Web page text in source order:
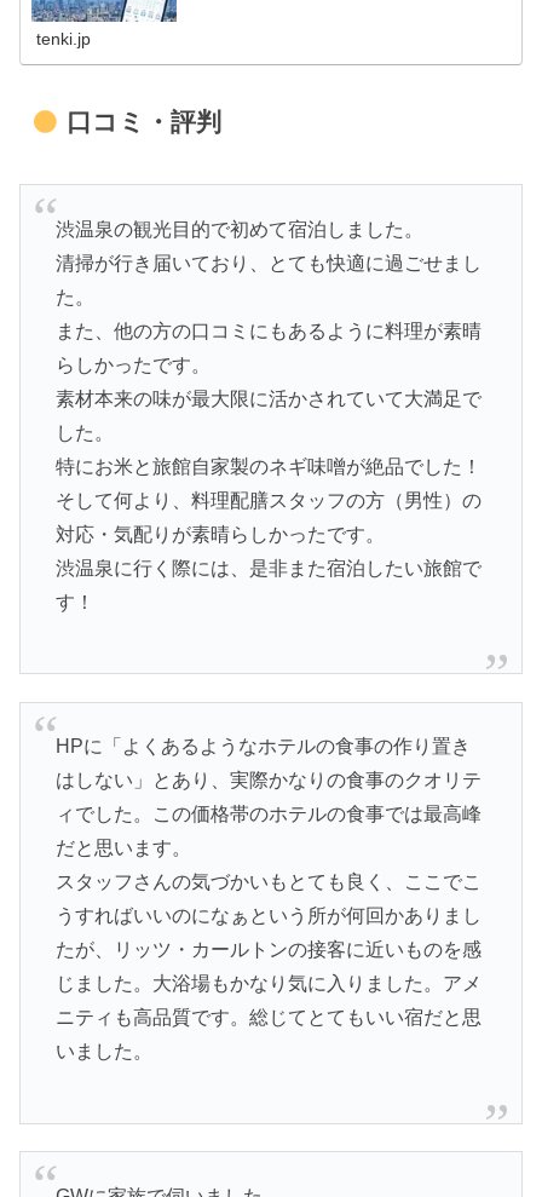
tenki.jp
口コミ・評判
渋温泉の観光目的で初めて宿泊しました。
清掃が行き届いており、とても快適に過ごせまし
た。
また、他の方の口コミにもあるように料理が素晴
らしかったです。
素材本来の味が最大限に活かされていて大満足で
した。
特にお米と旅館自家製のネギ味噌が絶品でした！
そして何より、料理配膳スタッフの方（男性）の
対応・気配りが素晴らしかったです。
渋温泉に行く際には、是非また宿泊したい旅館で
す！
HPに「よくあるようなホテルの食事の作り置き
はしない」とあり、実際かなりの食事のクオリテ
ィでした。この価格帯のホテルの食事では最高峰
だと思います。
スタッフさんの気づかいもとても良く、ここでこ
うすればいいのになぁという所が何回かありまし
たが、リッツ・カールトンの接客に近いものを感
じました。大浴場もかなり気に入りました。アメ
ニティも高品質です。総じてとてもいい宿だと思
いました。